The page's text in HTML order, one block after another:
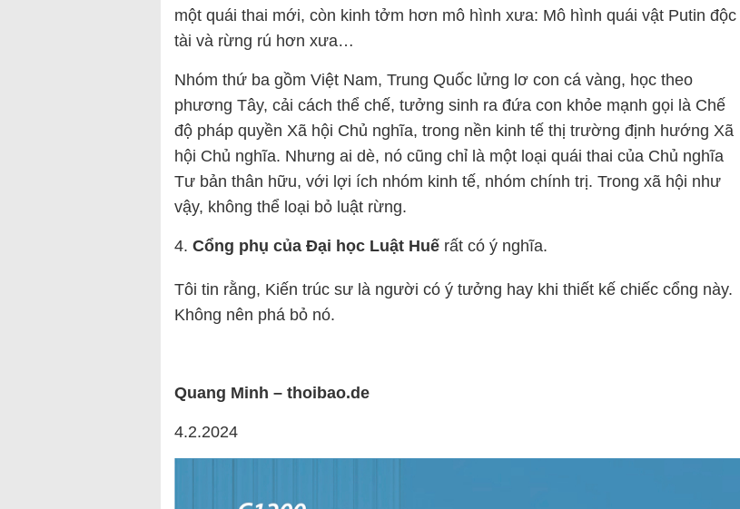
một quái thai mới, còn kinh tởm hơn mô hình xưa: Mô hình quái vật Putin độc
tài và rừng rú hơn xưa…
Nhóm thứ ba gồm Việt Nam, Trung Quốc lửng lơ con cá vàng, học theo
phương Tây, cải cách thể chế, tưởng sinh ra đứa con khỏe mạnh gọi là Chế
độ pháp quyền Xã hội Chủ nghĩa, trong nền kinh tế thị trường định hướng Xã
hội Chủ nghĩa. Nhưng ai dè, nó cũng chỉ là một loại quái thai của Chủ nghĩa
Tư bản thân hữu, với lợi ích nhóm kinh tế, nhóm chính trị. Trong xã hội như
vậy, không thể loại bỏ luật rừng.
Cổng phụ của Đại học Luật Huế rất có ý nghĩa.
Tôi tin rằng, Kiến trúc sư là người có ý tưởng hay khi thiết kế chiếc cổng này.
Không nên phá bỏ nó.
Quang Minh – thoibao.de
4.2.2024